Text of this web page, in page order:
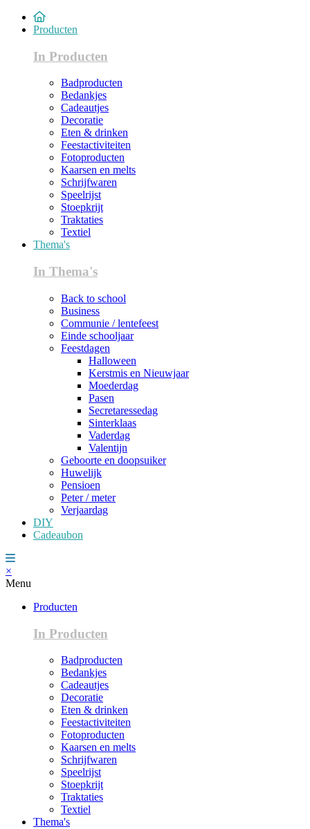
Producten
In Producten
Badproducten
Bedankjes
Cadeautjes
Decoratie
Eten & drinken
Feestactiviteiten
Fotoproducten
Kaarsen en melts
Schrijfwaren
Speelrijst
Stoepkrijt
Traktaties
Textiel
Thema's
In Thema's
Back to school
Business
Communie / lentefeest
Einde schooljaar
Feestdagen
Halloween
Kerstmis en Nieuwjaar
Moederdag
Pasen
Secretaressedag
Sinterklaas
Vaderdag
Valentijn
Geboorte en doopsuiker
Huwelijk
Pensioen
Peter / meter
Verjaardag
DIY
Cadeaubon
×
Menu
Producten
In Producten
Badproducten
Bedankjes
Cadeautjes
Decoratie
Eten & drinken
Feestactiviteiten
Fotoproducten
Kaarsen en melts
Schrijfwaren
Speelrijst
Stoepkrijt
Traktaties
Textiel
Thema's